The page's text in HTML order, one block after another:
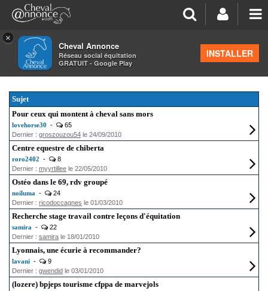
×
Cheval Annonce
Réseau social équitation
GRATUIT - Google Play
INSTALLER
RENCONTRES
Sujet
Pour ceux qui montent à cheval sans mors
lovehorse30 -
65
Dernier : groszouzou54 le 24/09/2010
Centre equestre de chiberta
roro2402 -
8
Dernier : myyrtillee le 22/05/2010
Ostéo dans le 69, rdv groupé
noiluma -
24
Dernier : ricodoccagnes le 01/03/2010
Recherche stage travail contre leçons d'équitation
samira -
22
Dernier : samira le 18/01/2010
Lyonnais, une écurie à recommander?
lavani -
9
Dernier : gwendid le 03/01/2010
(lozere) bpjeps tourisme cfppa de marvejols